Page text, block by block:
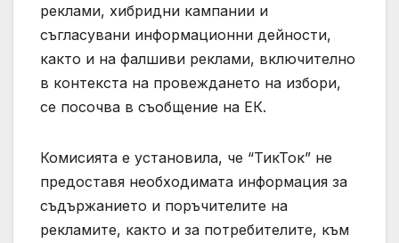
реклами, хибридни кампании и
съгласувани информационни дейности,
както и на фалшиви реклами, включително
в контекста на провеждането на избори,
се посочва в съобщение на ЕК.
Комисията е установила, че “ТикТок” не
предоставя необходимата информация за
съдържанието и поръчителите на
рекламите, както и за потребителите, към